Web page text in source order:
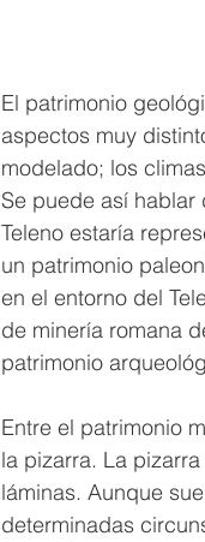
El patrimonio
aspectos muy
modelado; los
Se puede así hablar
Teleno estaría
un patrimonio
en el entorno del
de minería romana
patrimonio
Entre el patrimonio
la pizarra. La
láminas. Aunque
determinadas